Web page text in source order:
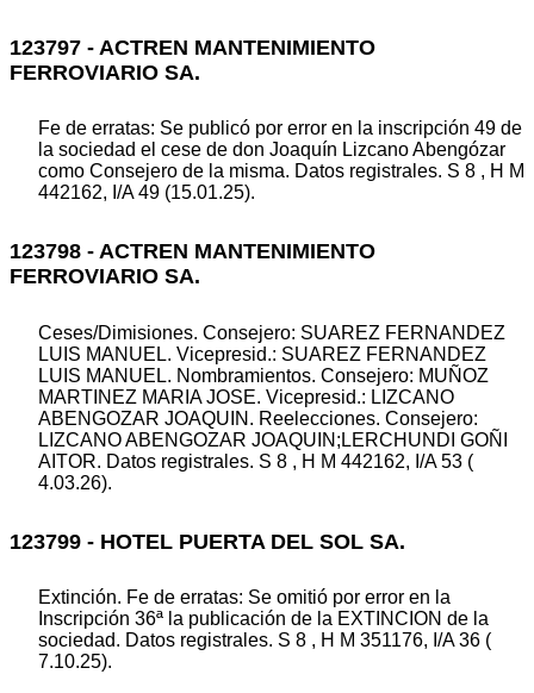
123797 - ACTREN MANTENIMIENTO
FERROVIARIO SA.
Fe de erratas: Se publicó por error en la inscripción 49 de
la sociedad el cese de don Joaquín Lizcano Abengózar
como Consejero de la misma. Datos registrales. S 8 , H M
442162, I/A 49 (15.01.25).
123798 - ACTREN MANTENIMIENTO
FERROVIARIO SA.
Ceses/Dimisiones. Consejero: SUAREZ FERNANDEZ
LUIS MANUEL. Vicepresid.: SUAREZ FERNANDEZ
LUIS MANUEL. Nombramientos. Consejero: MUÑOZ
MARTINEZ MARIA JOSE. Vicepresid.: LIZCANO
ABENGOZAR JOAQUIN. Reelecciones. Consejero:
LIZCANO ABENGOZAR JOAQUIN;LERCHUNDI GOÑI
AITOR. Datos registrales. S 8 , H M 442162, I/A 53 (
4.03.26).
123799 - HOTEL PUERTA DEL SOL SA.
Extinción. Fe de erratas: Se omitió por error en la
Inscripción 36ª la publicación de la EXTINCION de la
sociedad. Datos registrales. S 8 , H M 351176, I/A 36 (
7.10.25).